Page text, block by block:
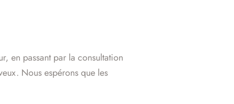
en passant par la consultation
Nous espérons que les